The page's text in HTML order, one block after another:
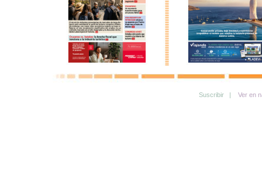
Suscribir | Ver en